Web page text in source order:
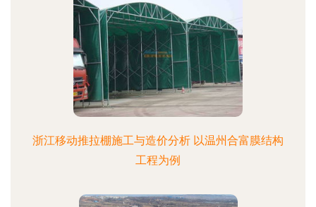
浙江移动推拉棚施工与造价分析 以温州合富膜结构
工程为例